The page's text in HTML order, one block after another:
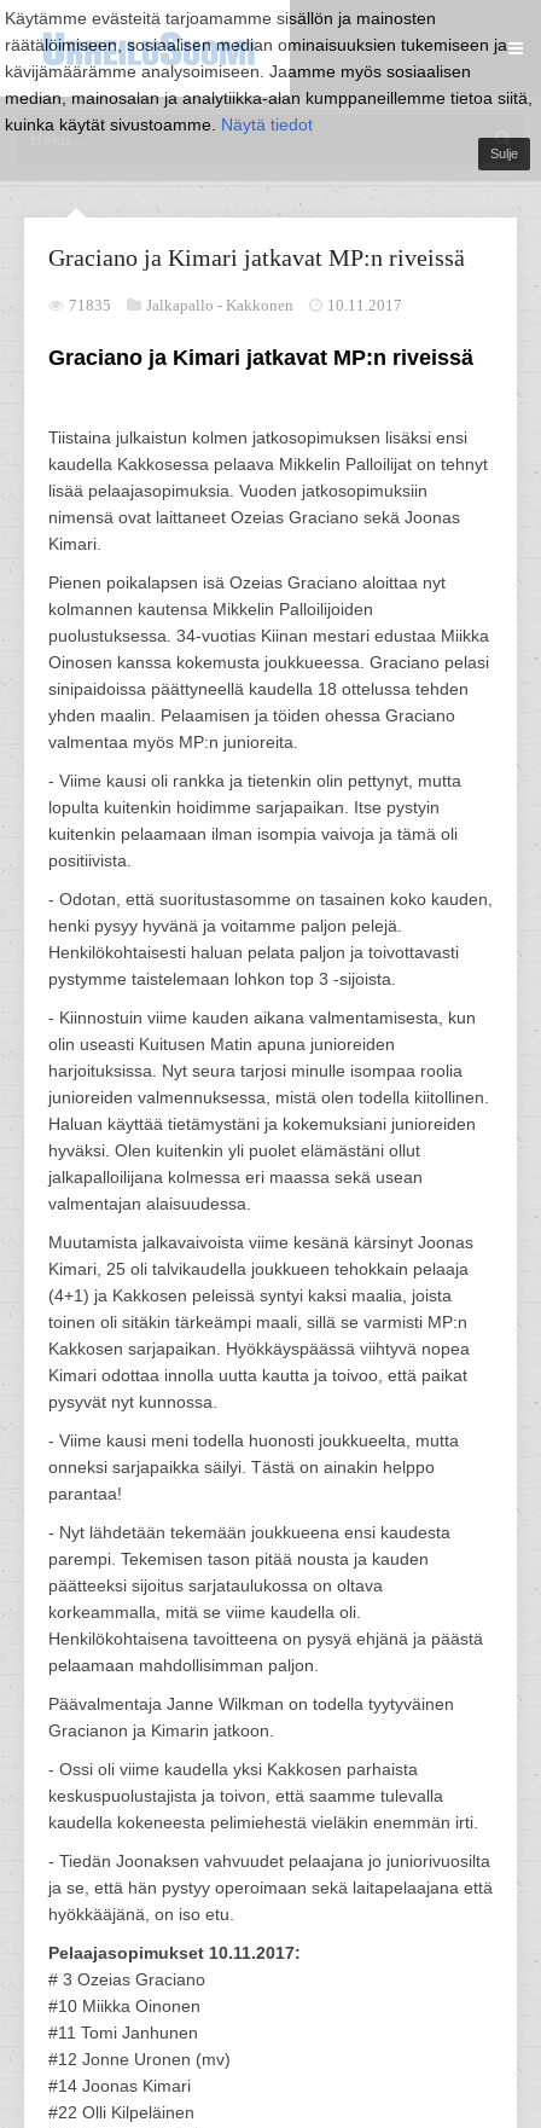
Käytämme evästeitä tarjoamamme sisällön ja mainosten
räätälöimiseen, sosiaalisen median ominaisuuksien tukemiseen ja
kävijämäärämme analysoimiseen. Jaamme myös sosiaalisen
median, mainosalan ja analytiikka-alan kumppaneillemme tietoa siitä,
kuinka käytät sivustoamme. Näytä tiedot
Sulje
Graciano ja Kimari jatkavat MP:n riveissä
71835 Jalkapallo - Kakkonen 10.11.2017
Graciano ja Kimari jatkavat MP:n riveissä
Tiistaina julkaistun kolmen jatkosopimuksen lisäksi ensi
kaudella Kakkosessa pelaava Mikkelin Palloilijat on tehnyt
lisää pelaajasopimuksia. Vuoden jatkosopimuksiin
nimensä ovat laittaneet Ozeias Graciano sekä Joonas
Kimari.
Pienen poikalapsen isä Ozeias Graciano aloittaa nyt
kolmannen kautensa Mikkelin Palloilijoiden
puolustuksessa. 34-vuotias Kiinan mestari edustaa Miikka
Oinosen kanssa kokemusta joukkueessa. Graciano pelasi
sinipaidoissa päättyneellä kaudella 18 ottelussa tehden
yhden maalin. Pelaamisen ja töiden ohessa Graciano
valmentaa myös MP:n junioreita.
- Viime kausi oli rankka ja tietenkin olin pettynyt, mutta
lopulta kuitenkin hoidimme sarjapaikan. Itse pystyin
kuitenkin pelaamaan ilman isompia vaivoja ja tämä oli
positiivista.
- Odotan, että suoritustasomme on tasainen koko kauden,
henki pysyy hyvänä ja voitamme paljon pelejä.
Henkilökohtaisesti haluan pelata paljon ja toivottavasti
pystymme taistelemaan lohkon top 3 -sijoista.
- Kiinnostuin viime kauden aikana valmentamisesta, kun
olin useasti Kuitusen Matin apuna junioreiden
harjoituksissa. Nyt seura tarjosi minulle isompaa roolia
junioreiden valmennuksessa, mistä olen todella kiitollinen.
Haluan käyttää tietämystäni ja kokemuksiani junioreiden
hyväksi. Olen kuitenkin yli puolet elämästäni ollut
jalkapalloilijana kolmessa eri maassa sekä usean
valmentajan alaisuudessa.
Muutamista jalkavaivoista viime kesänä kärsinyt Joonas
Kimari, 25 oli talvikaudella joukkueen tehokkain pelaaja
(4+1) ja Kakkosen peleissä syntyi kaksi maalia, joista
toinen oli sitäkin tärkeämpi maali, sillä se varmisti MP:n
Kakkosen sarjapaikan. Hyökkäyspäässä viihtyvä nopea
Kimari odottaa innolla uutta kautta ja toivoo, että paikat
pysyvät nyt kunnossa.
- Viime kausi meni todella huonosti joukkueelta, mutta
onneksi sarjapaikka säilyi. Tästä on ainakin helppo
parantaa!
- Nyt lähdetään tekemään joukkueena ensi kaudesta
parempi. Tekemisen tason pitää nousta ja kauden
päätteeksi sijoitus sarjataulukossa on oltava
korkeammalla, mitä se viime kaudella oli.
Henkilökohtaisena tavoitteena on pysyä ehjänä ja päästä
pelaamaan mahdollisimman paljon.
Päävalmentaja Janne Wilkman on todella tyytyväinen
Gracianon ja Kimarin jatkoon.
- Ossi oli viime kaudella yksi Kakkosen parhaista
keskuspuolustajista ja toivon, että saamme tulevalla
kaudella kokeneesta pelimiehestä vieläkin enemmän irti.
- Tiedän Joonaksen vahvuudet pelaajana jo juniorivuosilta
ja se, että hän pystyy operoimaan sekä laitapelaajana että
hyökkääjänä, on iso etu.
Pelaajasopimukset 10.11.2017:
# 3 Ozeias Graciano
#10 Miikka Oinonen
#11 Tomi Janhunen
#12 Jonne Uronen (mv)
#14 Joonas Kimari
#22 Olli Kilpeläinen